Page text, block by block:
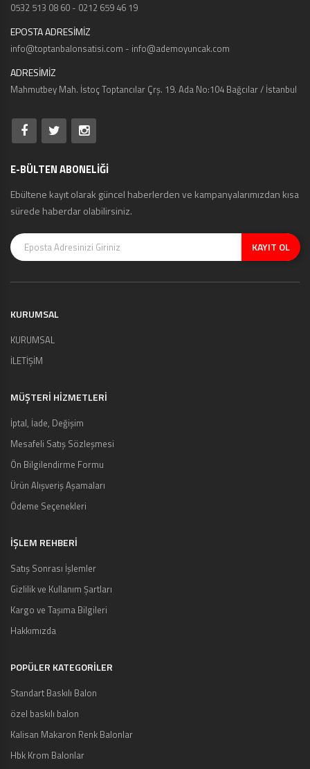
0532 513 08 60 - 0212 659 46 19
EPOSTA ADRESİMİZ
info@toptanbalonsatisi.com - info@ademoyuncak.com
ADRESİMİZ
Mahmutbey Mah. İstoç Toptancılar Çrş. 19. Ada No:104 Bağcılar / İstanbul
E-BÜLTEN ABONELİĞİ
Ebültene kayıt olarak güncel haberlerden ve kampanyalarımızdan kısa
sürede haberdar olabilirsiniz.
KAYIT OL
KURUMSAL
KURUMSAL
İLETİŞİM
MÜŞTERI HIZMETLERI
İptal, İade, Değişim
Mesafeli Satış Sözleşmesi
Ön Bilgilendirme Formu
Ürün Alışveriş Aşamaları
Ödeme Seçenekleri
İŞLEM REHBERİ
Satış Sonrası İşlemler
Gizlilik ve Kullanım Şartları
Kargo ve Taşıma Bilgileri
Hakkımızda
POPÜLER KATEGORİLER
Standart Baskılı Balon
özel baskılı balon
Kalisan Makaron Renk Balonlar
Hbk Krom Balonlar